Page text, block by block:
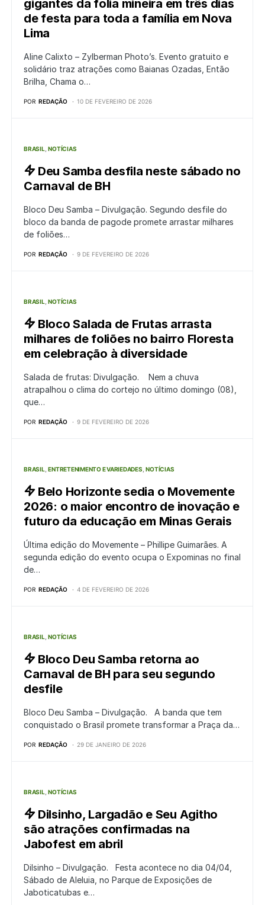
gigantes da folia mineira em três dias
de festa para toda a família em Nova
Lima
Aline Calixto – Zylberman Photo’s. Evento gratuito e
solidário traz atrações como Baianas Ozadas, Então
Brilha, Chama o…
POR REDAÇÃO 10 DE FEVEREIRO DE 2026
BRASIL NOTÍCIAS
Deu Samba desfila neste sábado no
Carnaval de BH
Bloco Deu Samba – Divulgação. Segundo desfile do
bloco da banda de pagode promete arrastar milhares
de foliões…
POR REDAÇÃO 9 DE FEVEREIRO DE 2026
BRASIL NOTÍCIAS
Bloco Salada de Frutas arrasta
milhares de foliões no bairro Floresta
em celebração à diversidade
Salada de frutas: Divulgação. Nem a chuva
atrapalhou o clima do cortejo no último domingo (08),
que…
POR REDAÇÃO 9 DE FEVEREIRO DE 2026
BRASIL ENTRETENIMENTO E VARIEDADES NOTÍCIAS
Belo Horizonte sedia o Movemente
2026: o maior encontro de inovação e
futuro da educação em Minas Gerais
Última edição do Movemente – Phillipe Guimarães. A
segunda edição do evento ocupa o Expominas no final
de…
POR REDAÇÃO 4 DE FEVEREIRO DE 2026
BRASIL NOTÍCIAS
Bloco Deu Samba retorna ao
Carnaval de BH para seu segundo
desfile
Bloco Deu Samba – Divulgação. A banda que tem
conquistado o Brasil promete transformar a Praça da…
POR REDAÇÃO 29 DE JANEIRO DE 2026
BRASIL NOTÍCIAS
Dilsinho, Largadão e Seu Agitho
são atrações confirmadas na
Jabofest em abril
Dilsinho – Divulgação. Festa acontece no dia 04/04,
Sábado de Aleluia, no Parque de Exposições de
Jaboticatubas e…